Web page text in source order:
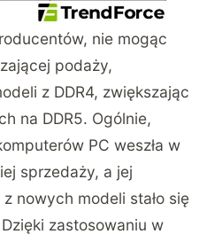
nie mogąc
podaży,
z DDR4, zwiększając
na DDR5. Ogólnie,
PC weszła w
sprzedaży, a jej
nowych modeli stało się
zastosowaniu w